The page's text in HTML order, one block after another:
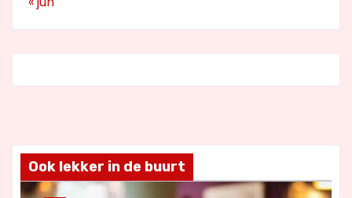
Ook lekker in de buurt